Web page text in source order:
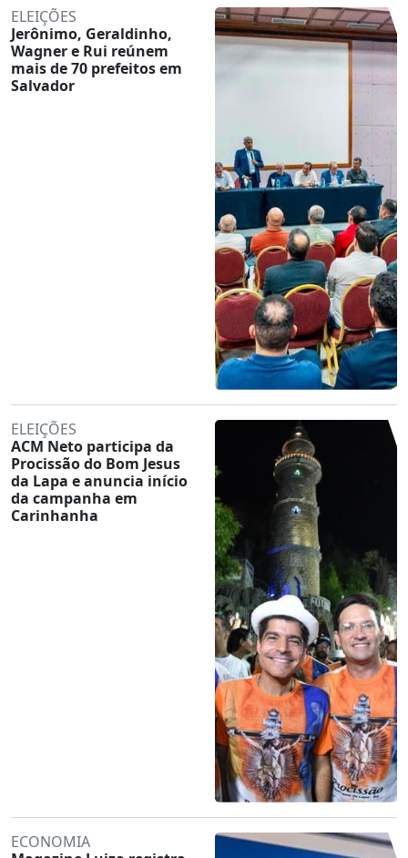
ELEIÇÕES
Jerônimo, Geraldinho,
Wagner e Rui reúnem
mais de 70 prefeitos em
Salvador
ELEIÇÕES
ACM Neto participa da
Procissão do Bom Jesus
da Lapa e anuncia início
da campanha em
Carinhanha
ECONOMIA